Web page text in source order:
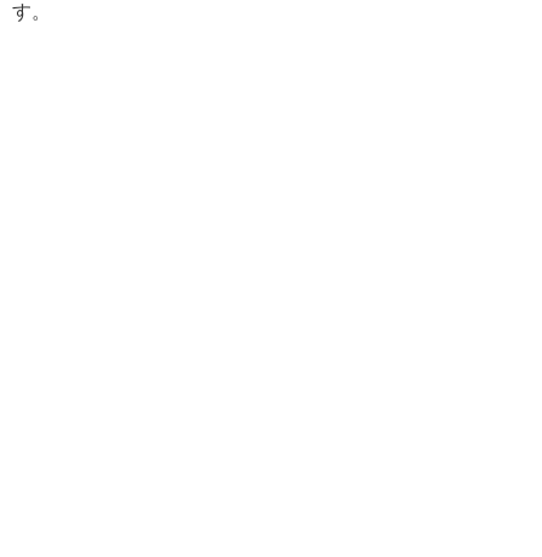
す。